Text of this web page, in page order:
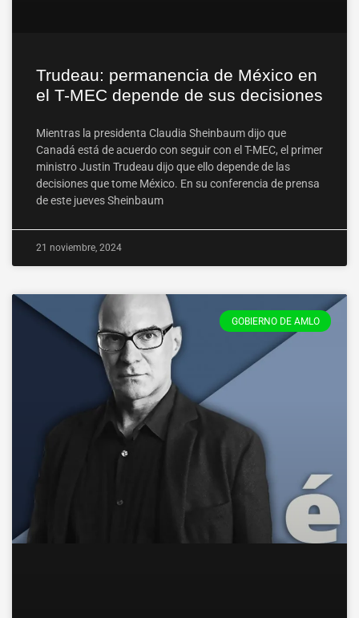
Trudeau: permanencia de México en
el T-MEC depende de sus decisiones
Mientras la presidenta Claudia Sheinbaum dijo que
Canadá está de acuerdo con seguir con el T-MEC, el primer
ministro Justin Trudeau dijo que ello depende de las
decisiones que tome México. En su conferencia de prensa
de este jueves Sheinbaum
21 noviembre, 2024
GOBIERNO DE AMLO